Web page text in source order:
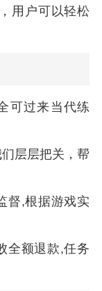
用户可以轻松
可过来当代练
层层把关，帮
督,根据游戏实
全额退款,任务